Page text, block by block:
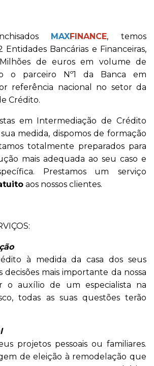
MAXFINANCE, temos
Entidades Bancárias e Financeiras,
de euros em volume de
o parceiro Nº1 da Banca em
referência nacional no setor da
Crédito.
em Intermediação de Crédito
medida, dispomos de formação
totalmente preparados para
mais adequada ao seu caso e
Prestamos um
serviço
aos nossos clientes.
à medida da casa dos seus
decisões mais importante da nossa
o auxílio de um especialista na
todas as suas questões terão
projetos pessoais ou familiares.
de eleição à remodelação que